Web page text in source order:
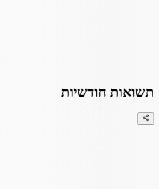
תשואות חודשיות